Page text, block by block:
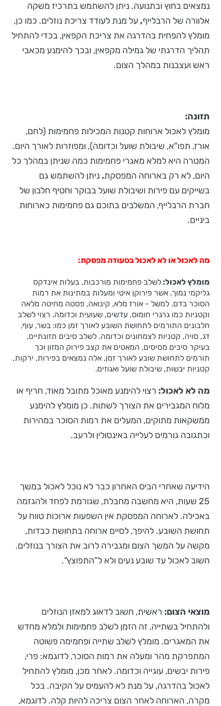
נמצאים בחוץ ובתנועה. ניתן להשתמש בתרכיז משקה
אלוורה של הרבלייף,על מנת לעודד צריכת נוזלים. כמו כן,
מומלץ להפחית בהדרגה את צריכת הקפאין, בכדי להתחיל
תהליך הדרגתי של גמילה מקפאין, ובכך להימנע מכאבי
ראש ועצבנות במהלך הצום.
תזונה:
מומלץ לאכול ארוחות קטנות המכילות פחמימות (לחם,
אורז, תפו"א, שיבולת שועל וכדומה), ומפוזרות לאורך היום.
המטרה היא למלא מאגרי פחמימות כמה שניתן במהלך כל
היום, לא רק בארוחה המפסקת. ניתן להשתמש גם
בשייקים עם פירות ושיבולת שועל בבוקר וחטיף חלבון של
חברת הרבלייף, המשלבים בתוכם גם פחמימות כארוחות
ביניים.
מה לאכול או לא לאכול בסעודה מפסקת:
מומלץ לאכול: לשלב פחמימות מורכבות, בעלות אינדקס
גליקמי נמוך, אשר פירוקן איטי ומעלות במתינות את רמות
הסוכר בדם. למשל - אורז מלא, קינואה, פסטה מחיטה מלאה
וקטניות כמו גרגרי חומוס, עדשים, שעועית וכדומה. רצוי לשלב
חלבונים התורמים לתחושת השובע לאורך זמן כמו: בשר, עוף,
דג, סויה, קטניות לצמחונים וכדומה. לשלב סיבים תזונתיים,
בעיקר סיבים מסיסים, המאטים את קצב פירוק המזון וכך
תורמים לתחושת שובע לאורך זמן, אלה נמצאים בפירות, ירקות,
קטניות יבשות, שיבולת שועל ואגוזים.
מה לא לאכול: רצוי להימנע מאוכל מתובל מאוד, חריף או
מלוח המגבירים את הצורך לשתות. כן מומלץ להימנע
ממשקאות מתוקים, המעלים את רמות הסוכר במהירות
וכתגובה גורמים לעלייה באינסולין ולרעב.
הידיעה שאחרי הביס האחרון כבר לא נוכל לאכול במשך
25 שעות, היא מחשבה מחבלת, שגורמת לפחד ולהגזמה
באכילה. לארוחה המפסקת אין השפעות ארוכות טווח על
תחושת השובע. להיפך, לסיים ארוחה בתחושת כבדות,
מקשה על המשך הצום ומגבירה לרוב את הצורך בנוזלים.
חשוב לאכול עד שובע נעים ולא ל"התפוצץ".
מוצאי הצום: ראשית, חשוב לדאוג למאזן הנוזלים
ולהתחיל בשתייה, זה הזמן לשלב פחמימות ולמלא מחדש
את המאגרים. מומלץ לשלב שתייה ופחמימה פשוטה
המתפרקת מהר ומעלה את רמות הסוכר, לדוגמא: פרי,
פירות יבשים, עוגייה וכדומה. לאחר מכן, מומלץ להתחיל
לאכול בהדרגה, על מנת לא להעמיס על הקיבה. בכל
מקרה, הארוחה לאחר הצום צריכה להיות קלה. לדוגמא,